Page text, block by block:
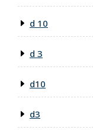
d 10
d 3
d10
d3